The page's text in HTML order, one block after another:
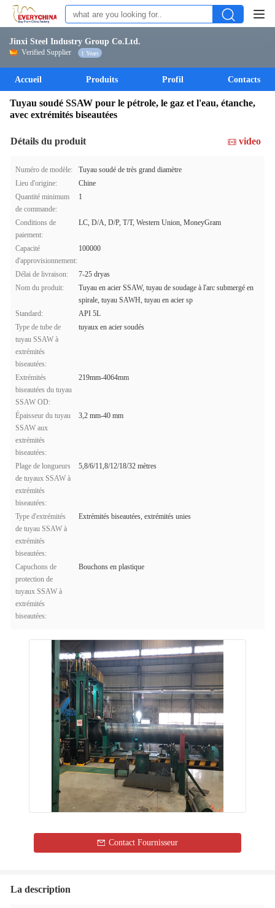
Jinxi Steel Industry Group Co.Ltd.
Verified Supplier 1 Years
Accueil Produits Profil Contacts
Tuyau soudé SSAW pour le pétrole, le gaz et l'eau, étanche,
avec extrémités biseautées
Détails du produit video
Numéro de modèle:
Tuyau soudé de très grand diamètre
Lieu d'origine:
Chine
Quantité minimum
de commande:
1
Conditions de
paiement:
LC, D/A, D/P, T/T, Western Union, MoneyGram
Capacité
d'approvisionnement:
100000
Délai de livraison:
7-25 dryas
Nom du produit:
Tuyau en acier SSAW, tuyau de soudage à l'arc submergé en
spirale, tuyau SAWH, tuyau en acier sp
Standard:
API 5L
Type de tube de
tuyau SSAW à
extrémités
biseautées:
tuyaux en acier soudés
Extrémités
biseautées du tuyau
SSAW OD:
219mm-4064mm
Épaisseur du tuyau
SSAW aux
extrémités
biseautées:
3,2 mm-40 mm
Plage de longueurs
de tuyaux SSAW à
extrémités
biseautées:
5,8/6/11,8/12/18/32 mètres
Type d'extrémités
de tuyau SSAW à
extrémités
biseautées:
Extrémités biseautées, extrémités unies
Capuchons de
protection de
tuyaux SSAW à
extrémités
biseautées:
Bouchons en plastique
Contact Fournisseur
La description